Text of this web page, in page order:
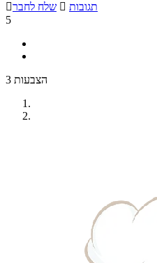
שלח לחבר  תגובות
5
3 הצבעות